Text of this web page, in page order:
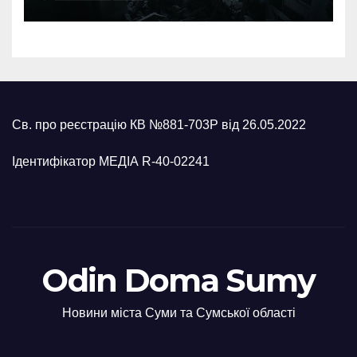
Св. про реєстрацію КВ №881-703Р від 26.05.2022
Ідентифікатор МЕДІА R-40-02241
Odin Doma Sumy
Новини міста Суми та Сумської області